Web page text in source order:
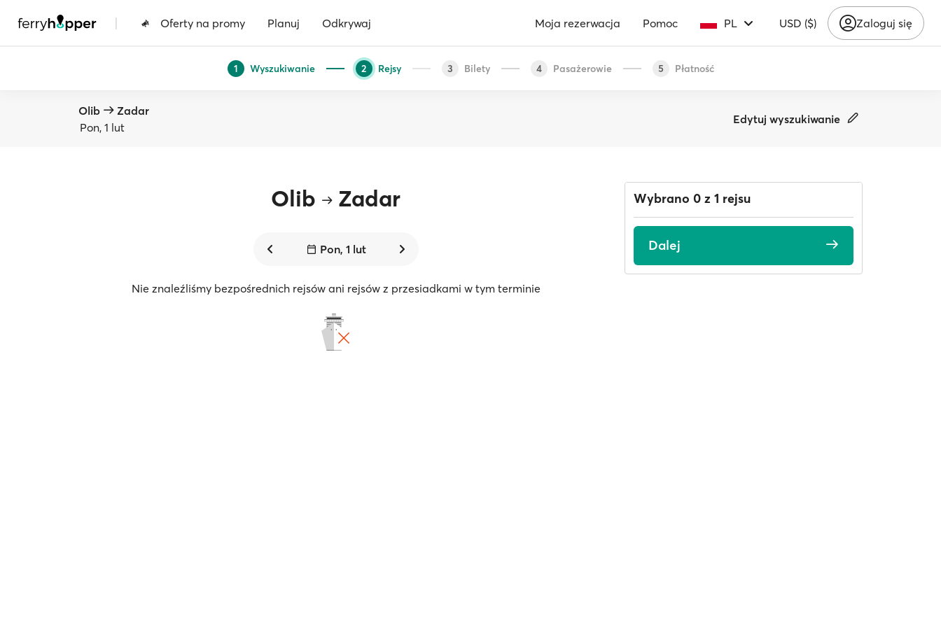
| Oferty na promy Planuj Odkrywaj Moja rezerwacja Pomoc PL USD ($) Zaloguj się
1 Wyszukiwanie 2 Rejsy 3 Bilety 4 Pasażerowie 5 Płatność
Olib
Zadar
Pon, 1 lut
Edytuj wyszukiwanie
Olib Zadar
Pon, 1 lut
Nie znaleźliśmy bezpośrednich rejsów ani rejsów z przesiadkami w tym terminie
Wybrano 0 z 1 rejsu
Dalej